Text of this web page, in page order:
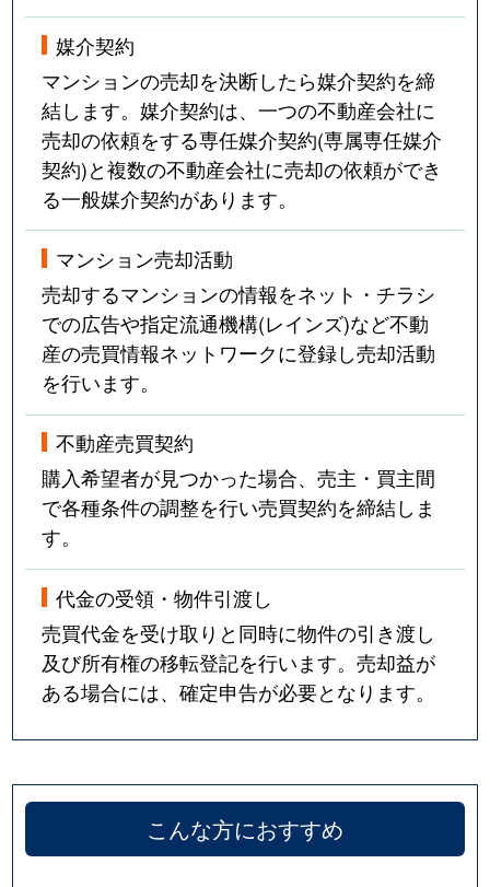
媒介契約
マンションの売却を決断したら媒介契約を締
結します。媒介契約は、一つの不動産会社に
売却の依頼をする専任媒介契約(専属専任媒介
契約)と複数の不動産会社に売却の依頼ができ
る一般媒介契約があります。
マンション売却活動
売却するマンションの情報をネット・チラシ
での広告や指定流通機構(レインズ)など不動
産の売買情報ネットワークに登録し売却活動
を行います。
不動産売買契約
購入希望者が見つかった場合、売主・買主間
で各種条件の調整を行い売買契約を締結しま
す。
代金の受領・物件引渡し
売買代金を受け取りと同時に物件の引き渡し
及び所有権の移転登記を行います。売却益が
ある場合には、確定申告が必要となります。
こんな方におすすめ